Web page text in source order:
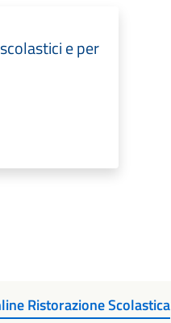
e per
Ristorazione Scolastica